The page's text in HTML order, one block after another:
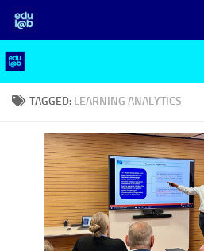
Skip to content
TAGGED: LEARNING ANALYTICS